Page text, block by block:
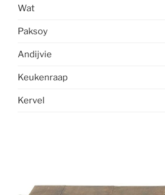
Wat
Paksoy
Andijvie
Keukenraap
Kervel